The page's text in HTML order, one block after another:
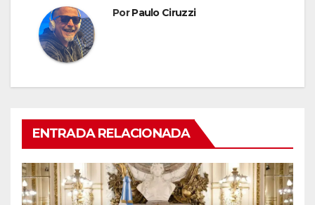
PorPaulo Ciruzzi
ENTRADA RELACIONADA